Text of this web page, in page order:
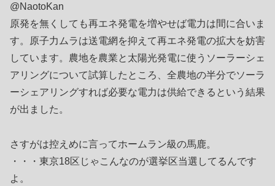
@NaotoKan
原発を無くしても再エネ発電を増やせば電力は間に合いま
す。原子力ムラは送電網を抑えて再エネ発電の拡大を妨害
しています。農地を農業と太陽光発電に使うソーラーシェ
アリングについて試算したところ、全農地の半分でソーラ
ーシェアリングすれば必要な電力は供給できるという結果
が出ました。
さすがは控えめに言ってホームラン級の馬鹿。
・・・東京18区じゃこんなのが選挙区当選してるんです
よ。